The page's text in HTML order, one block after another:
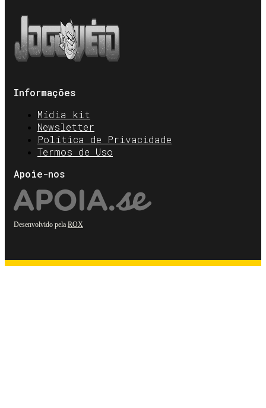
Informações
Mídia kit
Newsletter
Política de Privacidade
Termos de Uso
Apoie-nos
Desenvolvido pela ROX